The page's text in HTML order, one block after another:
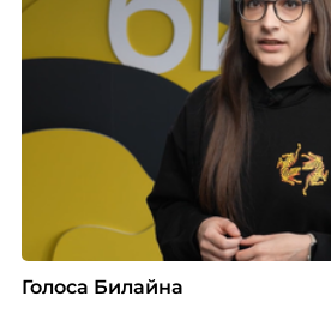
Голоса Билайна